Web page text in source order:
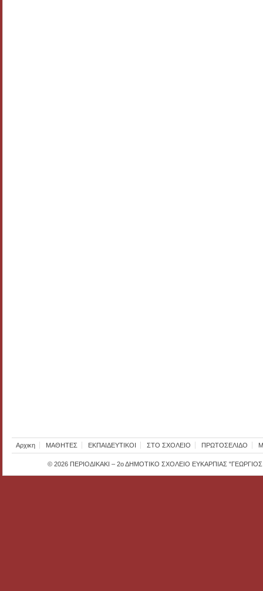
Αρχικη ΜΑΘΗΤΕΣ ΕΚΠΑΙΔΕΥΤΙΚΟΙ ΣΤΟ ΣΧΟΛΕΙΟ ΠΡΩΤΟΣΕΛΙΔΟ
© 2026 ΠΕΡΙΟΔΙΚΑΚΙ – 2ο ΔΗΜΟΤΙΚΟ ΣΧΟΛΕΙΟ ΕΥΚΑΡΠΙΑΣ